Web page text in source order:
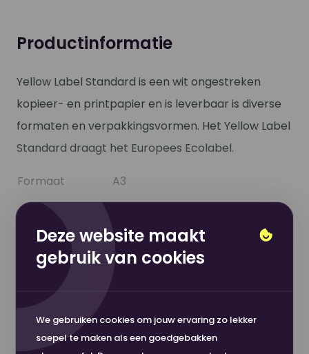
Deze website maakt
gebruik van cookies
We gebruiken cookies om jouw ervaring zo lekker
soepel te maken als een goedgebakken
Productinformatie
Yellow Label Standard is een wit ongestreken
kopieer- en printpapier en is leverbaar is diverse
formaten en verpakkingsvormen. Het Yellow Label
Standard draagt het Europees Ecolabel.
Formaat A3
Breedte
420
mm
Productspecificaties
Witheid 152